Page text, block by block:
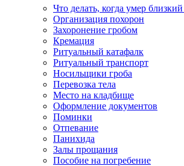
Что делать, когда умер
Организация похорон
Захоронение гробом
Кремация
Ритуальный катафалк
Ритуальный транспорт
Носильщики гроба
Перевозка тела
Место на кладбище
Оформление документов
Поминки
Отпевание
Панихида
Залы прощания
Пособие на погребение